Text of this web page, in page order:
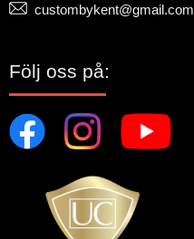
custombykent@gmail.com
Följ oss på: